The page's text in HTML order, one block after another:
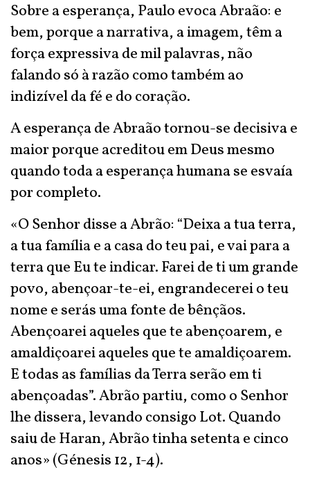
Sobre a esperança, Paulo evoca Abraão: e
bem, porque a narrativa, a imagem, têm a
força expressiva de mil palavras, não
falando só à razão como também ao
indizível da fé e do coração.
A esperança de Abraão tornou-se decisiva e
maior porque acreditou em Deus mesmo
quando toda a esperança humana se esvaía
por completo.
«O Senhor disse a Abrão: “Deixa a tua terra,
a tua família e a casa do teu pai, e vai para a
terra que Eu te indicar. Farei de ti um grande
povo, abençoar-te-ei, engrandecerei o teu
nome e serás uma fonte de bênçãos.
Abençoarei aqueles que te abençoarem, e
amaldiçoarei aqueles que te amaldiçoarem.
E todas as famílias da Terra serão em ti
abençoadas”. Abrão partiu, como o Senhor
lhe dissera, levando consigo Lot. Quando
saiu de Haran, Abrão tinha setenta e cinco
anos» (Génesis 12, 1-4).